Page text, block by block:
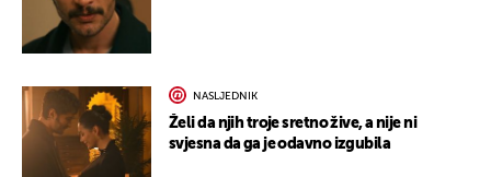
NASLJEDNIK
Želi da njih troje sretno žive, a nije ni
svjesna da ga je odavno izgubila